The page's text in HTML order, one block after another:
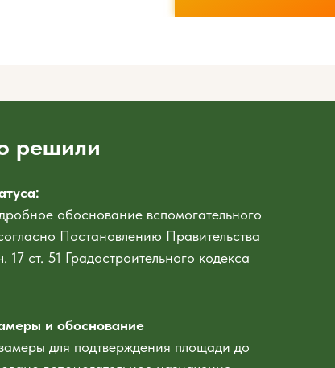
решили
и обоснование
для подтверждения площади до
обоснование вспомогательного
Постановлению Правительства
ст. 51 Градостроительного кодекса